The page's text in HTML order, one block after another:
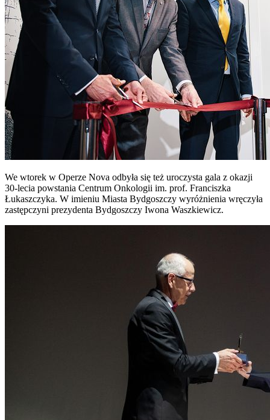
We wtorek w Operze Nova odbyła się też uroczysta gala z okazji
30-lecia powstania Centrum Onkologii im. prof. Franciszka
Łukaszczyka. W imieniu Miasta Bydgoszczy wyróżnienia wręczyła
zastępczyni prezydenta Bydgoszczy Iwona Waszkiewicz.